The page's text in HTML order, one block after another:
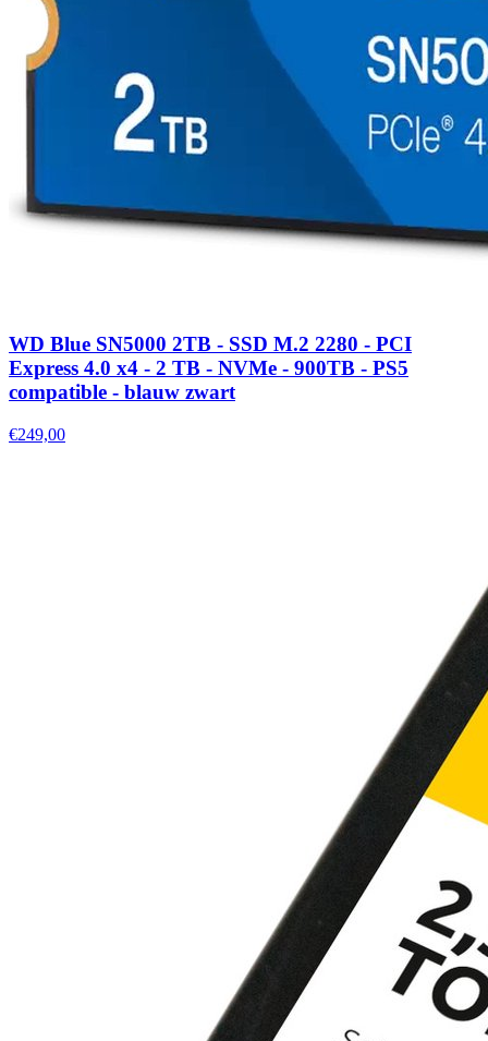
WD Blue SN5000 2TB - SSD M.2 2280 - PCI
Express 4.0 x4 - 2 TB - NVMe - 900TB - PS5
compatible - blauw zwart
€249,00